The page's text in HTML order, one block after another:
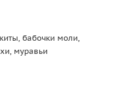
бабочки моли,
муравьи